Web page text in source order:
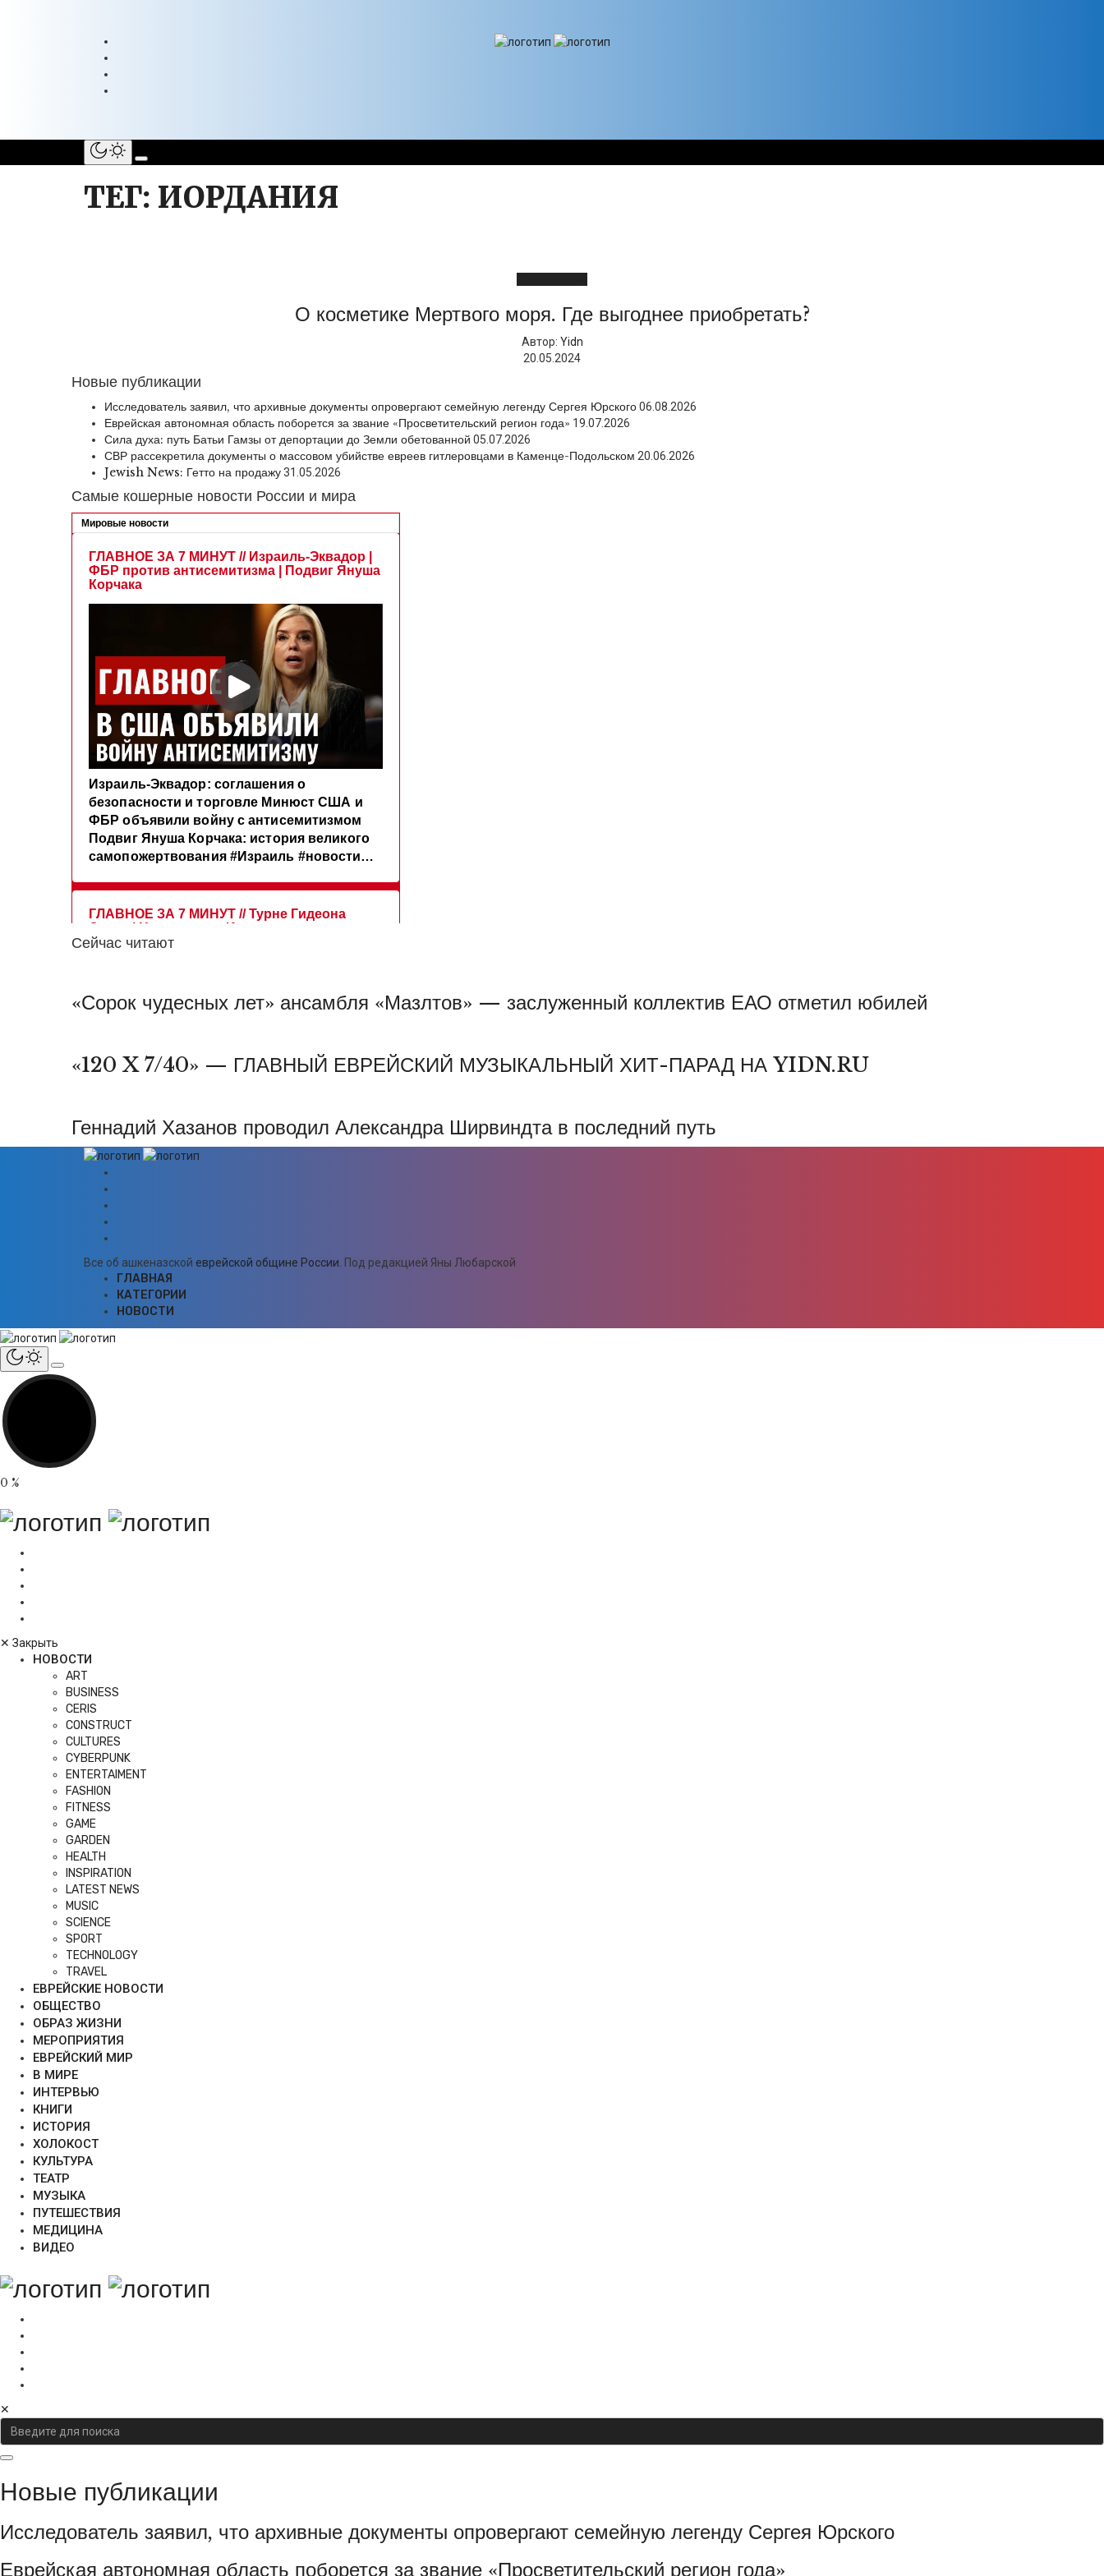
ТЕГ: ИОРДАНИЯ
О косметике Мертвого моря. Где выгоднее приобретать?
Автор: Yidn
20.05.2024
Новые публикации
Исследователь заявил, что архивные документы опровергают семейную легенду Сергея Юрского06.08.2026
Еврейская автономная область поборется за звание «Просветительский регион года» 19.07.2026
Сила духа: путь Батьи Гамзы от депортации до Земли обетованной 05.07.2026
СВР рассекретила документы о массовом убийстве евреев гитлеровцами в Каменце-Подольском 20.06.2026
Jewish News: Гетто на продажу31.05.2026
Самые кошерные новости России и мира
Сейчас читают
«Сорок чудесных лет» ансамбля «Мазлтов» — заслуженный коллектив ЕАО отметил юбилей
«120 X 7/40» — ГЛАВНЫЙ ЕВРЕЙСКИЙ МУЗЫКАЛЬНЫЙ ХИТ-ПАРАД НА YIDN.RU
Геннадий Хазанов проводил Александра Ширвиндта в последний путь
Все об ашкеназской еврейской общине России. Под редакцией Яны Любарской
ГЛАВНАЯ
КАТЕГОРИИ
НОВОСТИ
0 %
✕ Закрыть
НОВОСТИ
ART
BUSINESS
CERIS
CONSTRUCT
CULTURES
CYBERPUNK
ENTERTAIMENT
FASHION
FITNESS
GAME
GARDEN
HEALTH
INSPIRATION
LATEST NEWS
MUSIC
SCIENCE
SPORT
TECHNOLOGY
TRAVEL
ЕВРЕЙСКИЕ НОВОСТИ
ОБЩЕСТВО
ОБРАЗ ЖИЗНИ
МЕРОПРИЯТИЯ
ЕВРЕЙСКИЙ МИР
В МИРЕ
ИНТЕРВЬЮ
КНИГИ
ИСТОРИЯ
ХОЛОКОСТ
КУЛЬТУРА
ТЕАТР
МУЗЫКА
ПУТЕШЕСТВИЯ
МЕДИЦИНА
ВИДЕО
✕
Новые публикации
Исследователь заявил, что архивные документы опровергают семейную легенду Сергея Юрского
Еврейская автономная область поборется за звание «Просветительский регион года»